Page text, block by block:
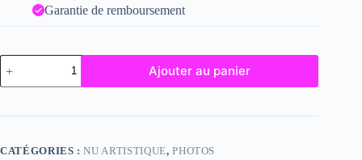
Garantie de remboursement
quantité
de
Li
Ajouter au panier
CATÉGORIES :NU ARTISTIQUE,PHOTOS